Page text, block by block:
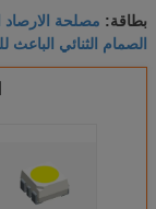
بطاقة: مصلحة الارصاد
الصمام الثنائي الباعث